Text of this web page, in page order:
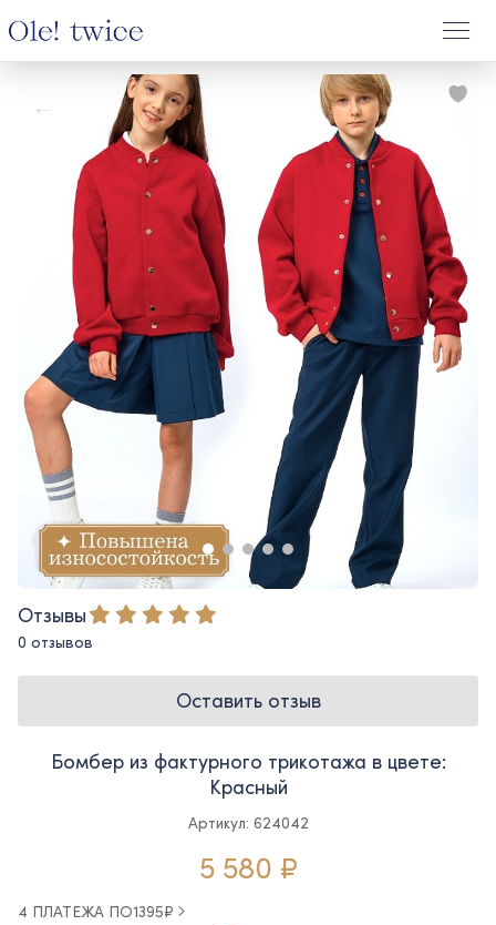
Отзывы
0 отзывов
Оставить отзыв
Бомбер из фактурного трикотажа в цвете:
Красный
Артикул: 624042
5 580 ₽
4 ПЛАТЕЖА ПО1395₽